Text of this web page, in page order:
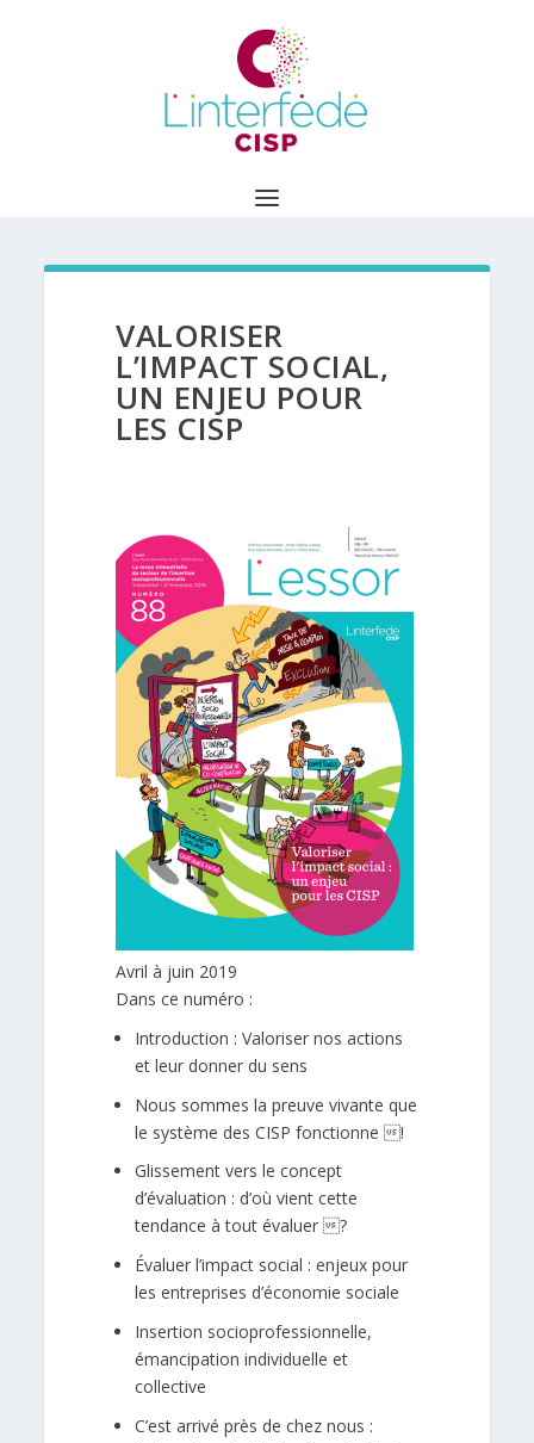
VALORISER
L’IMPACT SOCIAL,
UN ENJEU POUR
LES CISP
Avril à juin 2019
Dans ce numéro :
Introduction : Valoriser nos actions
et leur donner du sens
Nous sommes la preuve vivante que
le système des CISP fonctionne !
Glissement vers le concept
d’évaluation : d’où vient cette
tendance à tout évaluer ?
Évaluer l’impact social : enjeux pour
les entreprises d’économie sociale
Insertion socioprofessionnelle,
émancipation individuelle et
collective
C’est arrivé près de chez nous :